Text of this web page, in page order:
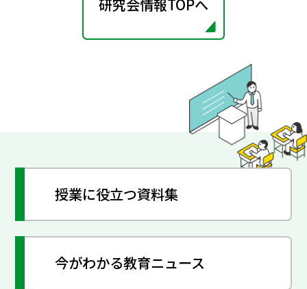
研究会情報TOPへ
授業に役立つ資料集
今がわかる教育ニュース